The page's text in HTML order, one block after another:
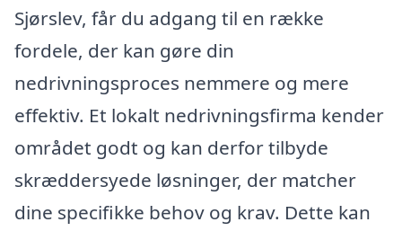
Sjørslev, får du adgang til en række
fordele, der kan gøre din
nedrivningsproces nemmere og mere
effektiv. Et lokalt nedrivningsfirma kender
området godt og kan derfor tilbyde
skræddersyede løsninger, der matcher
dine specifikke behov og krav. Dette kan